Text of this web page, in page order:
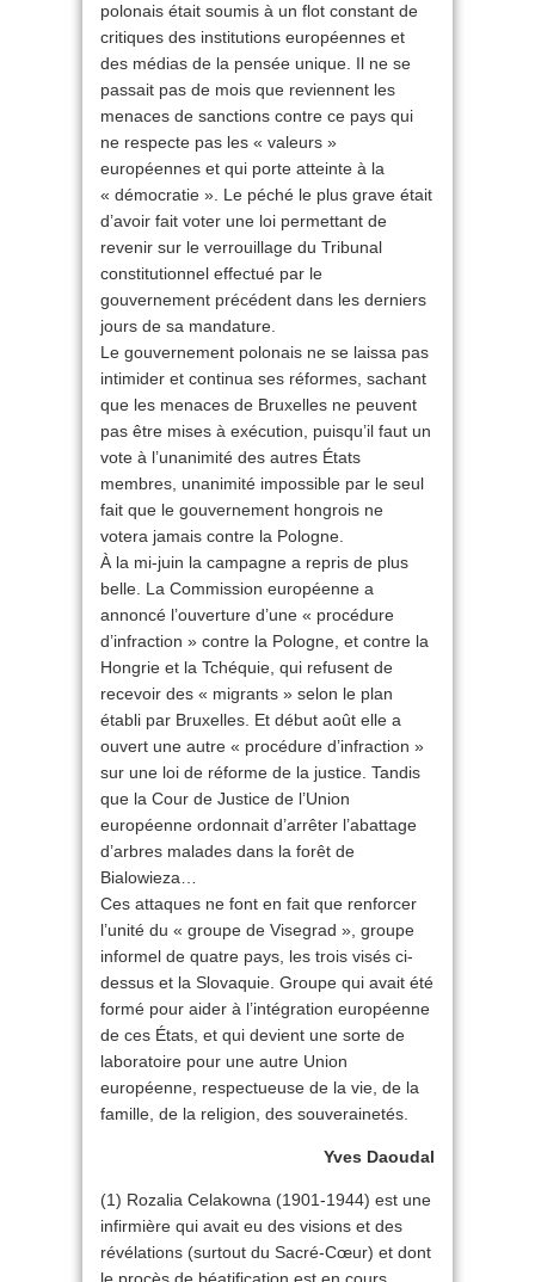
polonais était soumis à un flot constant de
critiques des institutions européennes et
des médias de la pensée unique. Il ne se
passait pas de mois que reviennent les
menaces de sanctions contre ce pays qui
ne respecte pas les « valeurs »
européennes et qui porte atteinte à la
« démocratie ». Le péché le plus grave était
d’avoir fait voter une loi permettant de
revenir sur le verrouillage du Tribunal
constitutionnel effectué par le
gouvernement précédent dans les derniers
jours de sa mandature.
Le gouvernement polonais ne se laissa pas
intimider et continua ses réformes, sachant
que les menaces de Bruxelles ne peuvent
pas être mises à exécution, puisqu’il faut un
vote à l’unanimité des autres États
membres, unanimité impossible par le seul
fait que le gouvernement hongrois ne
votera jamais contre la Pologne.
À la mi-juin la campagne a repris de plus
belle. La Commission européenne a
annoncé l’ouverture d’une « procédure
d’infraction » contre la Pologne, et contre la
Hongrie et la Tchéquie, qui refusent de
recevoir des « migrants » selon le plan
établi par Bruxelles. Et début août elle a
ouvert une autre « procédure d’infraction »
sur une loi de réforme de la justice. Tandis
que la Cour de Justice de l’Union
européenne ordonnait d’arrêter l’abattage
d’arbres malades dans la forêt de
Bialowieza…
Ces attaques ne font en fait que renforcer
l’unité du « groupe de Visegrad », groupe
informel de quatre pays, les trois visés ci-
dessus et la Slovaquie. Groupe qui avait été
formé pour aider à l’intégration européenne
de ces États, et qui devient une sorte de
laboratoire pour une autre Union
européenne, respectueuse de la vie, de la
famille, de la religion, des souverainetés.
Yves Daoudal
(1) Rozalia Celakowna (1901-1944) est une
infirmière qui avait eu des visions et des
révélations (surtout du Sacré-Cœur) et dont